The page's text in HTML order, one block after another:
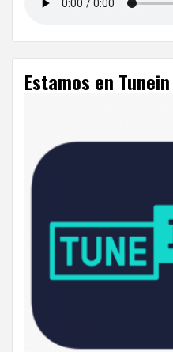
Estamos en Tunein